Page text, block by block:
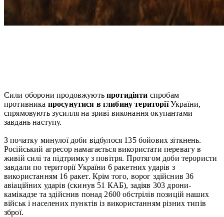
Сили оборони продовжують протидіяти спробам
противника просунутися в глибину територіїУкраїни,
спрямовують зусилля на зриві виконання окупантами
завдань наступу.
З початку минулої доби відбулося 135 бойових зіткнень.
Російський агресор намагається використати перевагу в
живій силі та підтримку з повітря. Протягом доби терористи
завдали по території України 6 ракетних ударів з
використанням 16 ракет. Крім того, ворог здійснив 36
авіаційних ударів (скинув 51 КАБ), задіяв 303 дрони-
камікадзе та здійснив понад 2600 обстрілів позицій наших
військ і населених пунктів із використанням різних типів
зброї.